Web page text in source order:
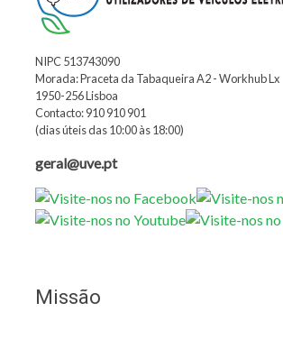
NIPC 513743090
Morada: Praceta da Tabaqueira A2 - Workhub Lx
1950-256 Lisboa
Contacto: 910 910 901
(dias úteis das 10:00 às 18:00)
geral@uve.pt
Missão